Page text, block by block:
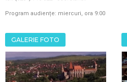
Program audiențe: miercuri, ora 9:00
GALERIE FOTO